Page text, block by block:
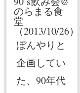
のらまる食
堂
（2013/10/26）
ぼんやりと
企画してい
た、90年代